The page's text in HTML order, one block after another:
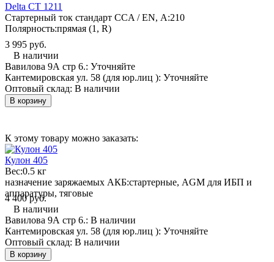
Delta CT 1211
Стартерный ток стандарт CCA / EN, А:210
Полярность:прямая (1, R)
3 995 руб.
В наличии
Вавилова 9А стр 6.: Уточняйте
Кантемировская ул. 58 (для юр.лиц ): Уточняйте
Оптовый склад: В наличии
В корзину
К этому товару можно заказать:
Кулон 405
Вес:0.5 кг
назначение заряжаемых АКБ:стартерные, AGM для ИБП и
аппаратуры, тяговые
4 400 руб.
В наличии
Вавилова 9А стр 6.: В наличии
Кантемировская ул. 58 (для юр.лиц ): Уточняйте
Оптовый склад: В наличии
В корзину